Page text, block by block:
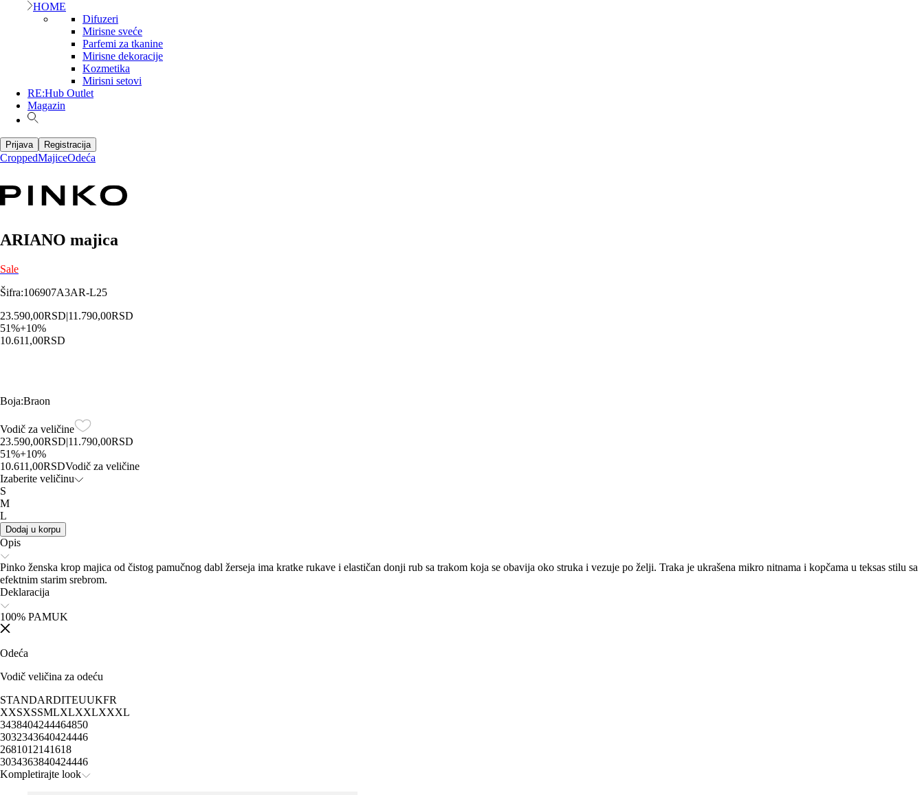
HOME
Difuzeri
Mirisne sveće
Parfemi za tkanine
Mirisne dekoracije
Kozmetika
Mirisni setovi
RE:Hub Outlet
Magazin
Prijava Registracija
CroppedMajiceOdeća
ARIANO majica
Sale
Šifra:106907A3AR-L25
23.590,00RSD|11.790,00RSD
51%+10%
10.611,00RSD
Boja:Braon
Vodič za veličine
23.590,00RSD|11.790,00RSD
51%+10%
10.611,00RSDVodič za veličine
Izaberite veličinu
S
M
L
Dodaj u korpu
Opis
Pinko ženska krop majica od čistog pamučnog dabl žerseja ima kratke rukave i elastičan donji rub sa trakom koja se obavija oko struka i vezuje po želji. Traka je ukrašena mikro nitnama i kopčama u teksas stilu sa
efektnim starim srebrom.
Deklaracija
100% PAMUK
Odeća
Vodič veličina za odeću
STANDARDITEUUKFR
XXSXSSMLXLXXLXXXL
3438404244464850
3032343640424446
2681012141618
3034363840424446
Kompletirajte look